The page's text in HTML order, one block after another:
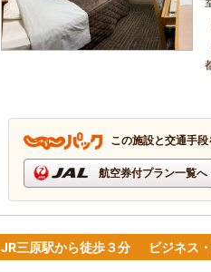
この施設と交通手
航空券付プラン一覧へ
JR三原駅から徒歩３分 ビジネス